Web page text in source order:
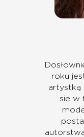
roku
artystką
się w